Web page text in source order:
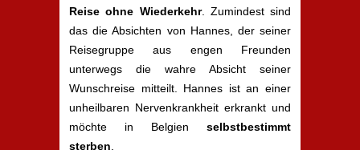
Reise ohne Wiederkehr. Zumindest sind
das die Absichten von Hannes, der seiner
Reisegruppe aus engen Freunden
unterwegs die wahre Absicht seiner
Wunschreise mitteilt. Hannes ist an einer
unheilbaren Nervenkrankheit erkrankt und
möchte in Belgien selbstbestimmt
sterben